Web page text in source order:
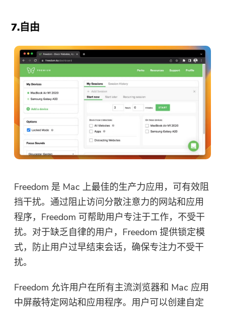
7.自由
Freedom 是 Mac 上最佳的生产力应用，可有效阻
挡干扰。通过阻止访问分散注意力的网站和应用
程序，Freedom 可帮助用户专注于工作，不受干
扰。对于缺乏自律的用户，Freedom 提供锁定模
式，防止用户过早结束会话，确保专注力不受干
扰。
Freedom 允许用户在所有主流浏览器和 Mac 应用
中屏蔽特定网站和应用程序。用户可以创建自定